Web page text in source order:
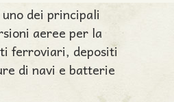
dei principali
aeree per la
ferroviari, depositi
di navi e batterie